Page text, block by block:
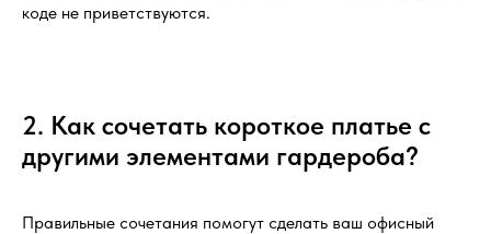
коде не приветствуются.
2. Как сочетать короткое платье с
другими элементами гардероба?
Правильные сочетания помогут сделать ваш офисный